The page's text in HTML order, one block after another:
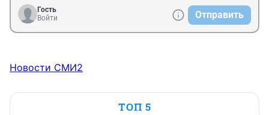
Гость
Войти
Отправить
Новости СМИ2
ТОП 5